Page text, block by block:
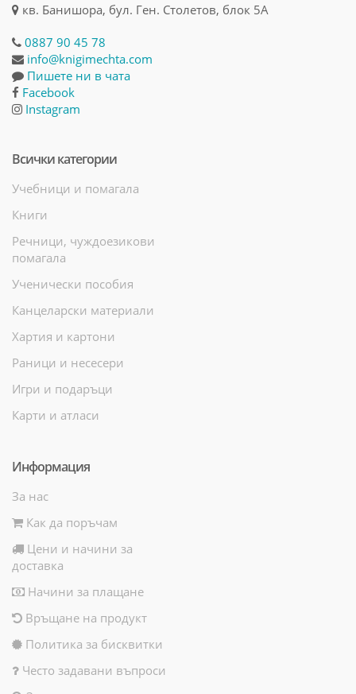
кв. Банишора, бул. Ген. Столетов, блок 5А
0887 90 45 78
info@knigimechta.com
Пишете ни в чата
Facebook
Instagram
Всички категории
Учебници и помагала
Книги
Речници, чуждоезикови
помагала
Ученически пособия
Канцеларски материали
Хартия и картони
Раници и несесери
Игри и подаръци
Карти и атласи
Информация
За нас
Как да поръчам
Цени и начини за
доставка
Начини за плащане
Връщане на продукт
Политика за бисквитки
Често задавани въпроси